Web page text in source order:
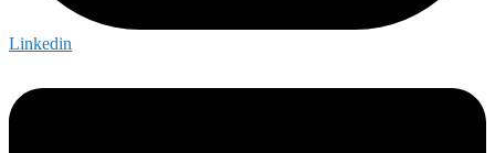
Linkedin